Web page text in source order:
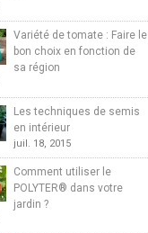
Variété de tomate : Faire le
bon choix en fonction de
sa région
Les techniques de semis
en intérieur
juil. 18, 2015
Comment utiliser le
POLYTER® dans votre
jardin ?